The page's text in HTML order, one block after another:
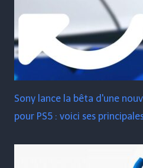
Sony lance la bêta d'une
pour PS5 : voici ses